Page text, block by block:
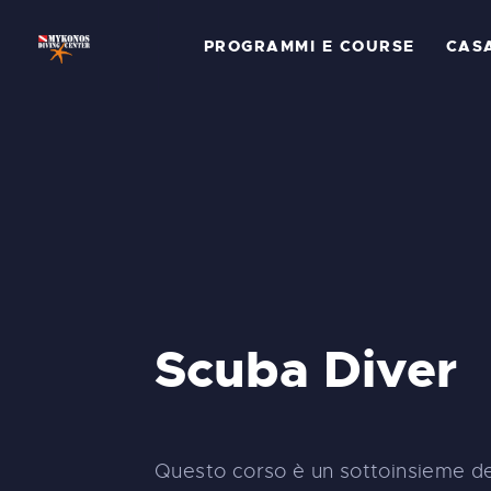
PROGRAMMI E COURSE
Scuba Diver
Questo corso è un sottoinsieme